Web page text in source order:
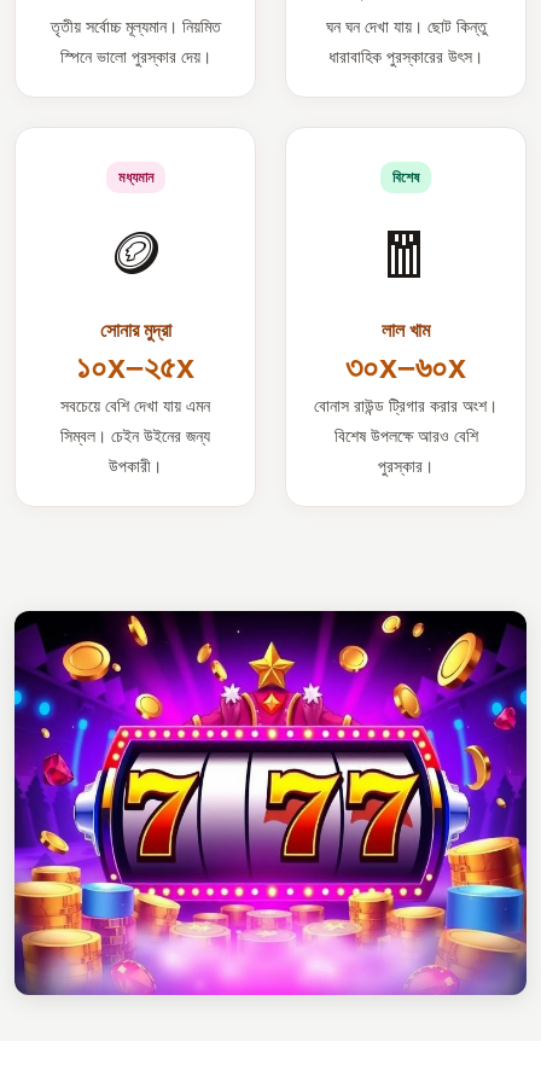
তৃতীয় সর্বোচ্চ মূল্যমান। নিয়মিত
স্পিনে ভালো পুরস্কার দেয়।
ঘন ঘন দেখা যায়। ছোট কিন্তু
ধারাবাহিক পুরস্কারের উৎস।
মধ্যমান
🪙
সোনার মুদ্রা
১০x–২৫x
সবচেয়ে বেশি দেখা যায় এমন
সিম্বল। চেইন উইনের জন্য
উপকারী।
বিশেষ
🧧
লাল খাম
৩০x–৬০x
বোনাস রাউন্ড ট্রিগার করার অংশ।
বিশেষ উপলক্ষে আরও বেশি
পুরস্কার।